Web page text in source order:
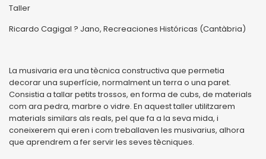
Taller
Ricardo Cagigal ? Jano, Recreaciones Históricas (Cantàbria)
La musivaria era una tècnica constructiva que permetia
decorar una superfície, normalment un terra o una paret.
Consistia a tallar petits trossos, en forma de cubs, de materials
com ara pedra, marbre o vidre. En aquest taller utilitzarem
materials similars als reals, pel que fa a la seva mida, i
coneixerem qui eren i com treballaven les musivarius, alhora
que aprendrem a fer servir les seves tècniques.